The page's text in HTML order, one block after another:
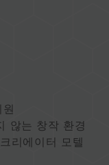
않는 창작 환경
리에이터 모텔